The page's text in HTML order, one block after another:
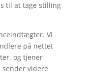
til at tage stilling
Vi
på nettet
og tjener
videre